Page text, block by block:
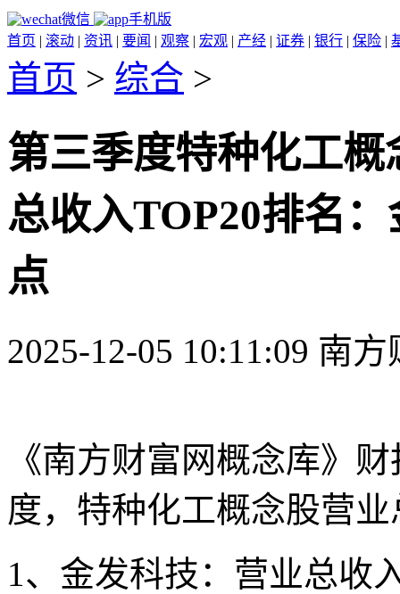
微信
手机版
首页 | 滚动 | 资讯 | 要闻 | 观察 | 宏观 | 产经 | 证券 | 银行 | 保险 |
首页 > 综合 >
第三季度特种化工概
总收入TOP20排名
点
2025-12-05 10:11:09 南
《南方财富网概念库》
度，特种化工概念股营
1、金发科技：营业总收